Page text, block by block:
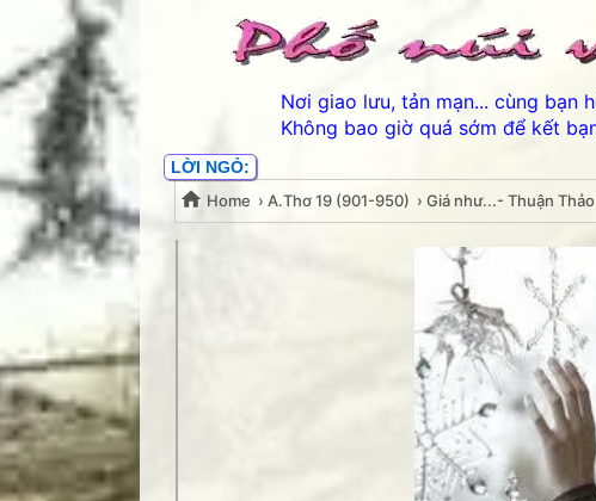
Nơi giao lưu, tản mạn... cùng bạn
Không bao giờ quá sớm để kết
LỜI NGỎ:
Home › A.Thơ 19 (901-950) › Giá như...- Thuận Thảo
Giá như...- Thuận Thảo